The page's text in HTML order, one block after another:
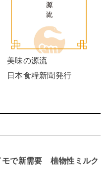
美味の源流
日本食糧新聞発行
モで新需要 植物性ミルク